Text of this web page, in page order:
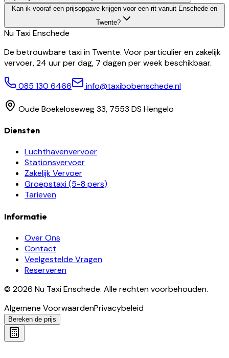
Kan ik vooraf een prijsopgave krijgen voor een rit vanuit Enschede en
Twente?
Nu TaxiEnschede
De betrouwbare taxi in Twente. Voor particulier en zakelijk
vervoer, 24 uur per dag, 7 dagen per week beschikbaar.
085 130 6466 info@taxibobenschede.nl
Oude Boekeloseweg 33, 7553 DS Hengelo
Diensten
Luchthavenvervoer
Stationsvervoer
Zakelijk Vervoer
Groepstaxi (5-8 pers)
Tarieven
Informatie
Over Ons
Contact
Veelgestelde Vragen
Reserveren
© 2026 Nu Taxi Enschede. Alle rechten voorbehouden.
Algemene VoorwaardenPrivacybeleid
Bereken de prijs